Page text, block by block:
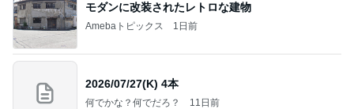
モダンに改装されたレトロな建物
Amebaトピックス 1日前
2026/07/27(K) 4本
何でかな？何でだろ？ 11日前